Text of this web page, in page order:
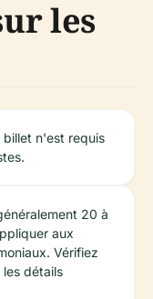
les
n'est requis
20 à
aux
Vérifiez
les détails